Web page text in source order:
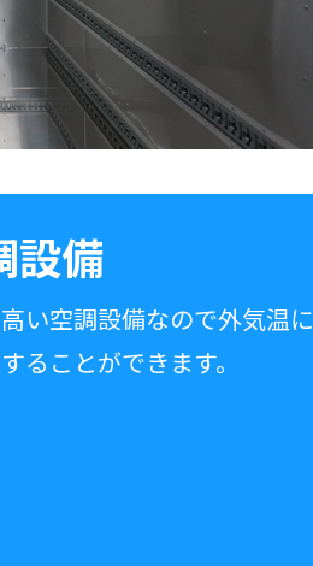
設備
い空調設備なので外気温に
ることができます。